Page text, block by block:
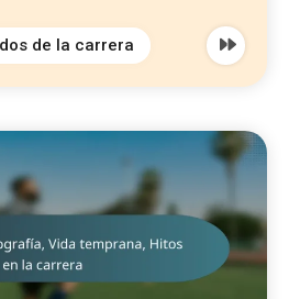
de la carrera